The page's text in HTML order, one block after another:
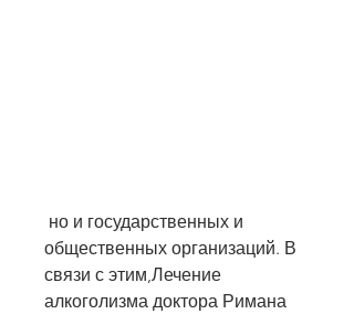
общественных организаций. В
связи с этим,Лечение
алкоголизма доктора Римана